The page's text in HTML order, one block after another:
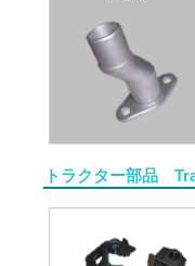
トラクター部品